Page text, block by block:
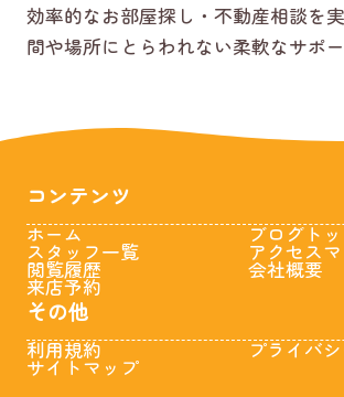
効率的なお部屋探し・不動産相談を
間や場所にとらわれない柔軟なサポー
コンテンツ
ホーム
スタッフ一覧
閲覧履歴
来店予約
ブログト
アクセス
会社概要
その他
利用規約
サイトマップ
プライバ